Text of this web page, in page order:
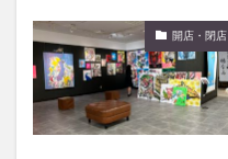
開店・閉店